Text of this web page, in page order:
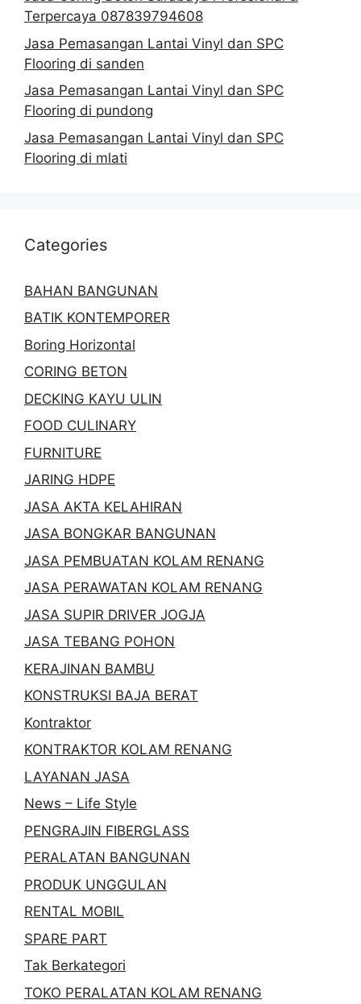
Terpercaya 087839794608
Jasa Pemasangan Lantai Vinyl dan SPC
Flooring di sanden
Jasa Pemasangan Lantai Vinyl dan SPC
Flooring di pundong
Jasa Pemasangan Lantai Vinyl dan SPC
Flooring di mlati
Categories
BAHAN BANGUNAN
BATIK KONTEMPORER
Boring Horizontal
CORING BETON
DECKING KAYU ULIN
FOOD CULINARY
FURNITURE
JARING HDPE
JASA AKTA KELAHIRAN
JASA BONGKAR BANGUNAN
JASA PEMBUATAN KOLAM RENANG
JASA PERAWATAN KOLAM RENANG
JASA SUPIR DRIVER JOGJA
JASA TEBANG POHON
KERAJINAN BAMBU
KONSTRUKSI BAJA BERAT
Kontraktor
KONTRAKTOR KOLAM RENANG
LAYANAN JASA
News – Life Style
PENGRAJIN FIBERGLASS
PERALATAN BANGUNAN
PRODUK UNGGULAN
RENTAL MOBIL
SPARE PART
Tak Berkategori
TOKO PERALATAN KOLAM RENANG